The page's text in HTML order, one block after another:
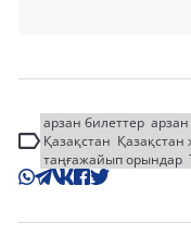
арзан билеттер
Қазақстан
таңғажайып орындар